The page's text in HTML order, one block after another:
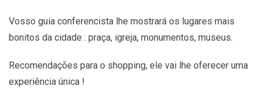
Vosso guia conferencista lhe mostrará os lugares mais
bonitos da cidade : praça, igreja, monumentos, museus.
Recomendações para o shopping, ele vai lhe oferecer uma
experiência única !